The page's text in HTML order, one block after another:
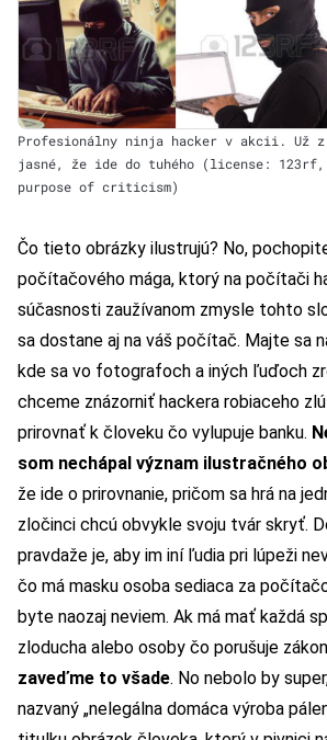
Profesionálny ninja hacker v akcii. Už
jasné, že ide do tuhého (license:
purpose of criticism)
Čo tieto obrázky ilustrujú? No,
počítačového mága, ktorý na počítači
súčasnosti zaužívanom zmysle tohto
sa dostane aj na váš počítač. Majte sa
kde sa vo fotografoch a iných ľuďoch
chceme znázorniť hackera robiaceho
prirovnať k človeku čo vylupuje banku.
som nechápal význam ilustračného
že ide o prirovnanie, pričom sa hrá na
zločinci chcú obvykle svoju tvár skryť.
pravdaže je, aby im iní ľudia pri lúpeži
čo má masku osoba sediaca za
byte naozaj neviem. Ak má mať každá
zloducha alebo osoby čo porušuje
zaveďme to všade. No nebolo by
nazvaný „nelegálna domáca výroba